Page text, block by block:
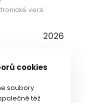
verzi.
2026
cookies
soubory
též